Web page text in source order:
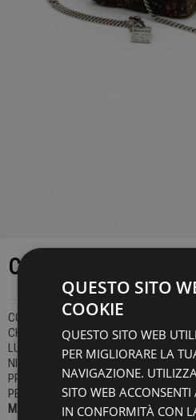
COLLANA GOTI
COLLANA IN ARGENTO STERLING 925 -
CHIUSURA CON MOSCHETTONE E
LUNGHEZZA: CM 70.
NICKEL FREE.
PRODOTTO FATTO A MANO.
PEZZO UNICO.
MADE IN ITALY
QUESTO SITO
COOKIE
QUESTO SITO WEB
PER MIGLIORARE LA
NAVIGAZIONE.
SITO WEB
IN CONFORMITÀ CON